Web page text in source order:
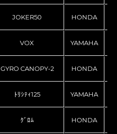
JOKER50 HONDA
VOX YAMAHA
GYRO CANOPY-2 HONDA
ﾄﾘｼﾃｨ125 YAMAHA
ｸﾞﾛﾑ HONDA